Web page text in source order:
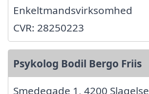
Enkeltmandsvirksomhed
CVR: 28250223
Psykolog Bodil Bergo Friis
Smedegade 1, 4200 Slagelse